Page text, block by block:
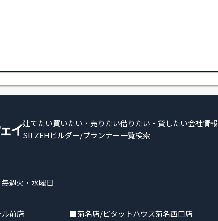
建てたい買いたい・売りたい借りたい・貸したい会社情報
SII ZEHビルダー/プランナー一覧検索
週火・水曜日
前店 ■菊名店/ピタットハウス菊名西口店